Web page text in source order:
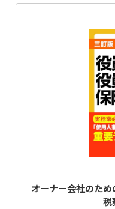
オーナー会社のた
税